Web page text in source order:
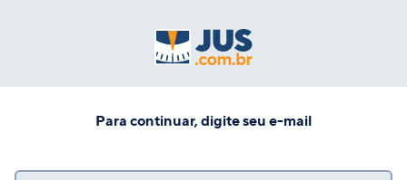
Para continuar, digite seu e-mail